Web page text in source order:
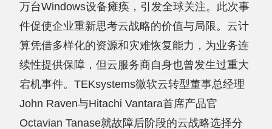
万台Windows设备瘫痪，引发全球关注。此次事
件促使企业重新思考云战略的价值与局限。云计
算凭借多样化的资源和灾难恢复能力，为业务连
续性提供保障，但云服务商自身也曾发生过重大
宕机事件。TEKsystems微软云转型董事总经理
John Raven与Hitachi Vantara首席产品官
Octavian Tanase就故障后阶段的云战略选择分